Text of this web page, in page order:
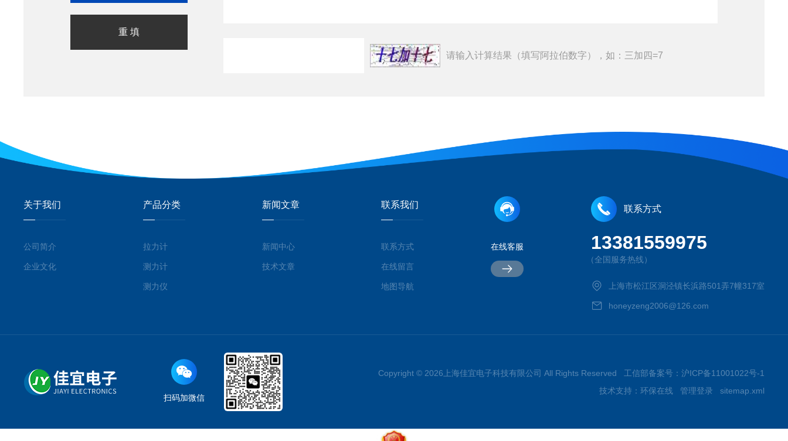
请输入计算结果（填写阿拉伯数字），如：三加四=7
关于我们
公司简介
企业文化
产品分类
拉力计
测力计
测力仪
新闻文章
新闻中心
技术文章
联系我们
联系方式
在线留言
地图导航
在线客服
联系方式
13381559975
（全国服务热线）
上海市松江区洞泾镇长浜路501弄7幢317室
honeyzeng2006@126.com
扫码加微信
Copyright © 2026上海佳宜电子科技有限公司 All Rights Reserved 工信部备案号： 沪ICP备11001022号-1
技术支持： 环保在线 管理登录 sitemap.xml